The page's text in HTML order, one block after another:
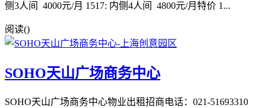
侧3人间 4000元/月 1517: 内侧4人间 4800元/月️特价 1...
阅读()
SOHO天山广场商务中心
SOHO天山广场商务中心物业出租招商电话：021-51693310